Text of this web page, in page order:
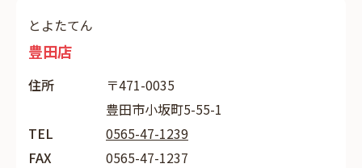
とよたてん
豊田店
住所
〒471-0035
豊田市小坂町5-55-1
TEL
0565-47-1239
FAX
0565-47-1237